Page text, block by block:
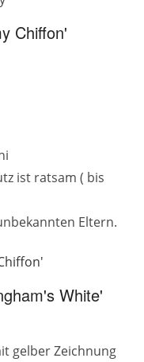
Chiffon'
ist ratsam ( bis
Eltern.
White'
gelber Zeichnung